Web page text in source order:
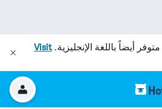
متوفر أيضاً باللغة الإنجليزية.Visit